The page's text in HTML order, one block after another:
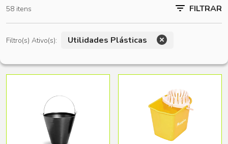
58 itens FILTRAR
Filtro(s) Ativo(s): Utilidades Plásticas
Anápolis - Jundiaí
Brasília - Asa Sul
Goiânia - Jardim América II
Belo Horizonte - Belo Horizonte